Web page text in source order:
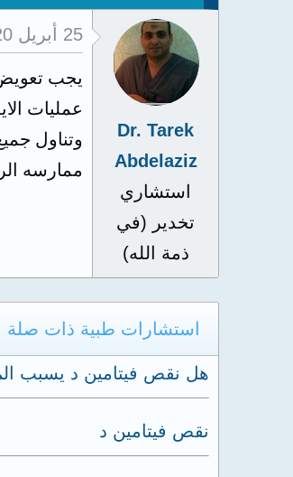
Dr. Tarek
Abdelaziz
استشاري
تخدير (في
ذمة الله)
25 أبريل 2020
يجب تعويض
عمليات
وتناول
ممارسه
استشارات طبية ذات صلة
هل نقص فيتامين د يسبب
نقص فيتامين د